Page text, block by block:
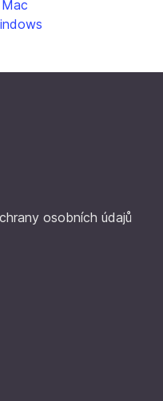
osobních údajů